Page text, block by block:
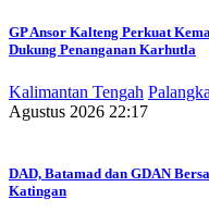
GP Ansor Kalteng Perkuat
Dukung Penanganan Karhutla
Kalimantan Tengah
Agustus 2026 22:17
DAD, Batamad dan GDAN
Katingan